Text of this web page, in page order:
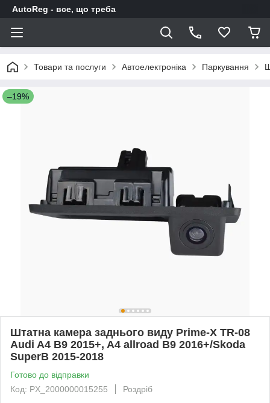
AutoReg - все, що треба
Товари та послуги Автоелектроніка Паркування
–19%
Штатна камера заднього виду Prime-X TR-08
Audi A4 B9 2015+, A4 allroad B9 2016+/Skoda
SuperB 2015-2018
Готово до відправки
Код: PX_2000000015255
Роздріб